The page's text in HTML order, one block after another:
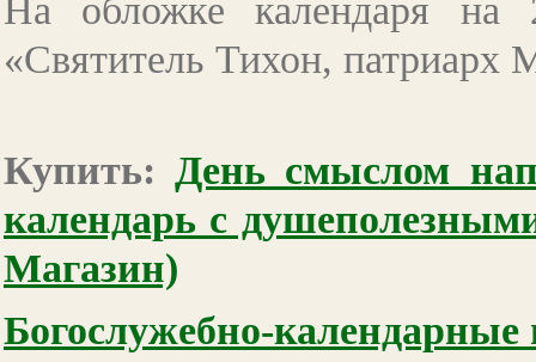
На обложке календаря
«Святитель Тихон, патриарх
Купить:День смыслом
календарь с
Магазин)
Богослужебно-календарные